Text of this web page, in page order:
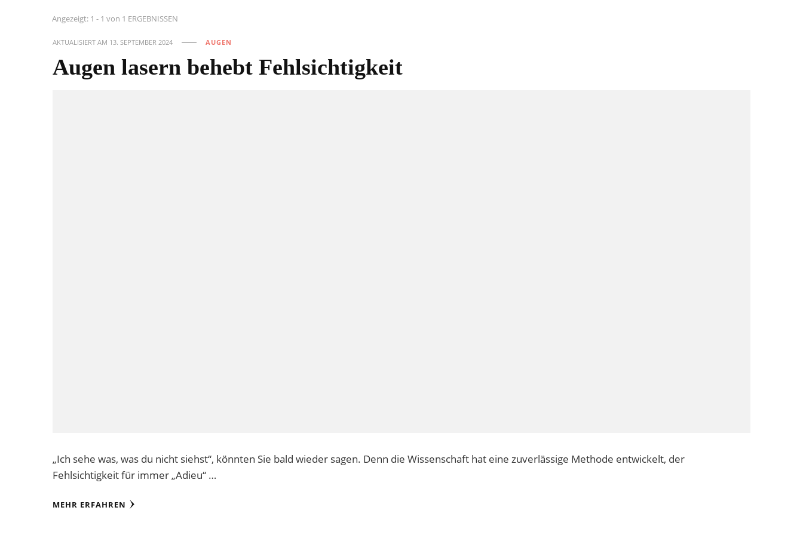
Angezeigt: 1 - 1 von 1 ERGEBNISSEN
AKTUALISIERT AM 13. SEPTEMBER 2024 AUGEN
Augen lasern behebt Fehlsichtigkeit
„Ich sehe was, was du nicht siehst“, könnten Sie bald wieder sagen. Denn die Wissenschaft hat eine zuverlässige Methode entwickelt, der
Fehlsichtigkeit für immer „Adieu“ …
MEHR ERFAHREN